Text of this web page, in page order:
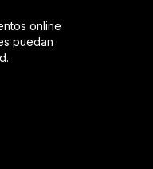
online
puedan